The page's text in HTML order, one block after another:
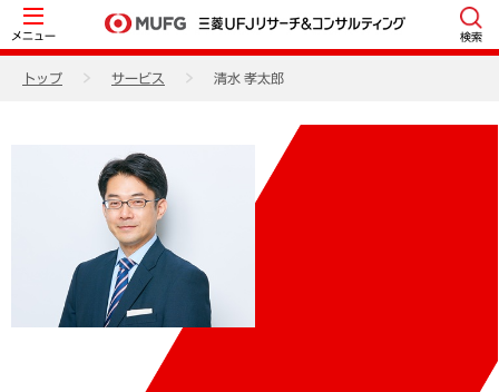
メニュー 検索
トップ サービス 清水 孝太郎